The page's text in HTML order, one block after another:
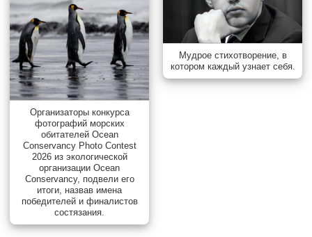
Организаторы конкурса
фотографий морских
обитателей Ocean
Conservancy Photo Contest
2026 из экологической
организации Ocean
Conservancy, подвели его
итоги, назвав имена
победителей и финалистов
состязания.
Мудрое стихотворение, в
котором каждый узнает себя.